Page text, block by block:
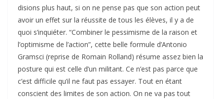
disions plus haut, si on ne pense pas que son action peut
avoir un effet sur la réussite de tous les élèves, il y a de
quoi s’inquiéter. “Combiner le pessimisme de la raison et
l’optimisme de l’action”, cette belle formule d’Antonio
Gramsci (reprise de Romain Rolland) résume assez bien la
posture qui est celle d’un militant. Ce n’est pas parce que
c’est difficile qu’il ne faut pas essayer. Tout en étant
conscient des limites de son action. On ne va pas tout